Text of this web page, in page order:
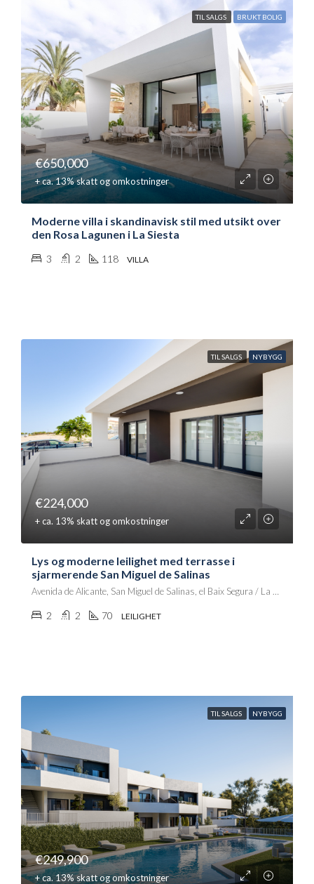
TIL SALGS BRUKT BOLIG
€650,000
+ ca. 13% skatt og omkostninger
Moderne villa i skandinavisk stil med utsikt over
den Rosa Lagunen i La Siesta
3 2 118 VILLA
TIL SALGS NYBYGG
€224,000
+ ca. 13% skatt og omkostninger
Lys og moderne leilighet med terrasse i
sjarmerende San Miguel de Salinas
Avenida de Alicante, San Miguel de Salinas, el Baix Segura / La Vega Baja, Alacant / Alicante, Comunitat Valenciana, 03192, España
2 2 70 LEILIGHET
TIL SALGS NYBYGG
€249,900
+ ca. 13% skatt og omkostninger